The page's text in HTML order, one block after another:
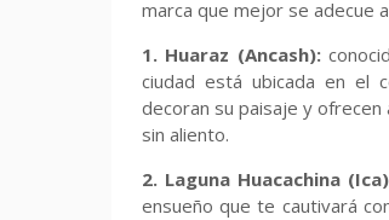
marca que mejor se adecue
1. Huaraz (Ancash):
ciudad está ubicada en el
decoran su paisaje y
sin aliento.
2. Laguna Huacachina
ensueño que te cautivará